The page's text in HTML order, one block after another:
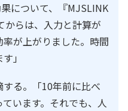
について、『MJSLINK
からは、入力と計算が
が上がりました。時間
」
る。「10年前に比べ
います。それでも、人